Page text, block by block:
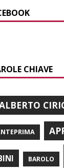
CHIAVE
BAROLO